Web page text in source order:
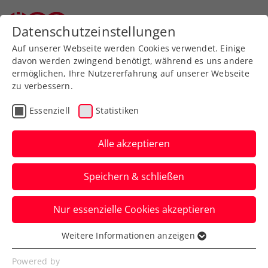
Zurück zur Newsübersicht
Ausbildung
Mehr Tennislehrer:innen
für Tirol und Vorarlberg
Vergangene Woche schlossen wieder
zahlreiche Absolvent:innen die
Ausbildung am USI Innsbruck ab.
Verfasst von: Mag. Harald Mair / Redaktion, 19.06.2024
Datenschutzeinstellungen
Auf unserer Webseite werden Cookies verwendet. Einige
davon werden zwingend benötigt, während es uns andere
ermöglichen, Ihre Nutzererfahrung auf unserer Webseite
zu verbessern.
Essenziell Statistiken
Alle akzeptieren
Speichern & schließen
Nur essenzielle Cookies akzeptieren
Essenziell
Essenzielle Cookies werden für grundlegende
Weitere Informationen anzeigen
Powered by